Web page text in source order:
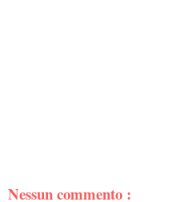
Nessun commento :